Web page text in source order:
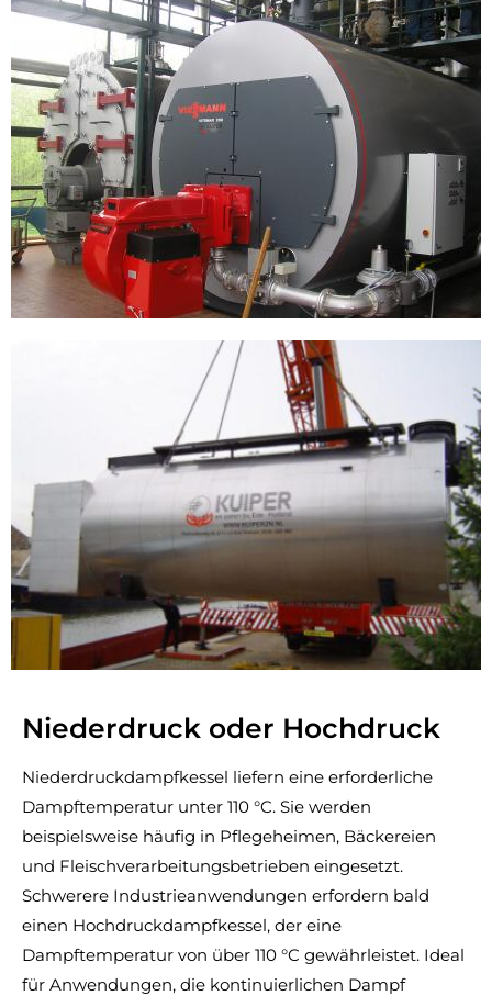
Niederdruck oder Hochdruck
Niederdruckdampfkessel liefern eine erforderliche
Dampftemperatur unter 110 °C. Sie werden
beispielsweise häufig in Pflegeheimen, Bäckereien
und Fleischverarbeitungsbetrieben eingesetzt.
Schwerere Industrieanwendungen erfordern bald
einen Hochdruckdampfkessel, der eine
Dampftemperatur von über 110 °C gewährleistet. Ideal
für Anwendungen, die kontinuierlichen Dampf